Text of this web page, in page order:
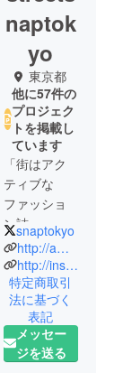
naptok
yo
東京都
他に57件の
プロジェク
トを掲載し
ています
「街はアク
ティブな
ファッショ
ン誌」、
「おしゃれ
な人のス
ナップ集」
と題し、
ファッショ
ンの一拠点
である原
snaptokyo
http://ameblo.jp/streetsnaptokyo
http://instagram.com/streetsnaptokyo
特定商取引
法に基づく
表記
メッセー
ジを送る